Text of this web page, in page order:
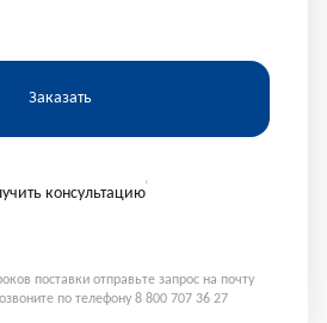
Заказать
консультацию
поставки отправьте запрос на почту
по телефону 8 800 707 36 27